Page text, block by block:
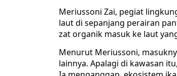
Meriussoni Zai, pegiat
laut di sepanjang perairan
zat organik masuk ke laut
Menurut Meriussoni,
lainnya. Apalagi di kawasan